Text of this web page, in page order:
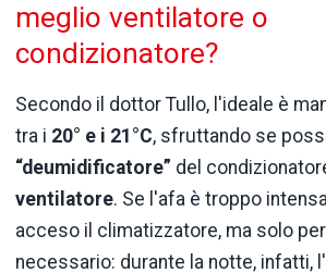
meglio ventilatore o
condizionatore?
Secondo il dottor Tullo, l'ideale è
tra i 20° e i 21°C, sfruttando se
“deumidificatore” del
ventilatore. Se l'afa è troppo
acceso il climatizzatore, ma solo
necessario: durante la notte, infatti,